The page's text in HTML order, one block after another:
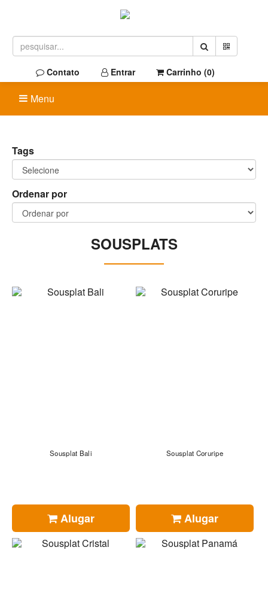
Contato Entrar Carrinho (0)
Menu
Tags
Ordenar por
SOUSPLATS
Sousplat Bali
Alugar
Sousplat Coruripe
Alugar